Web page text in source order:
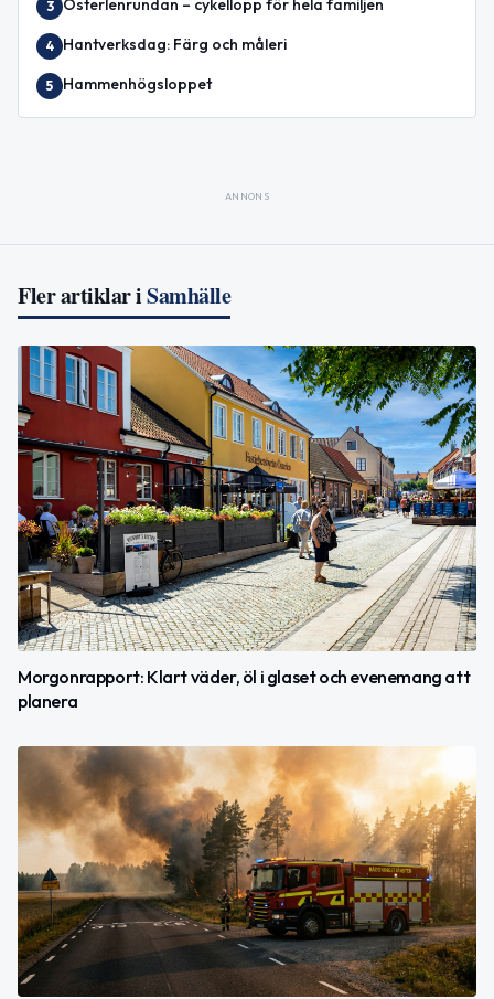
3 Österlenrundan – cykellopp för hela familjen
4 Hantverksdag: Färg och måleri
5 Hammenhögsloppet
ANNONS
Fler artiklar iSamhälle
Morgonrapport: Klart väder, öl i glaset och evenemang att
planera